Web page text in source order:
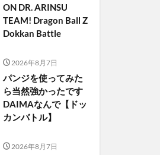
ON DR. ARINSU
TEAM! Dragon Ball Z
Dokkan Battle
2026年8月7日
パンジを使ってみた
ら当然強かったです
DAIMAなんで【ドッ
カンバトル】
2026年8月7日